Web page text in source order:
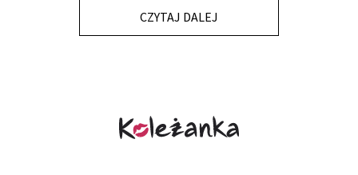
CZYTAJ DALEJ